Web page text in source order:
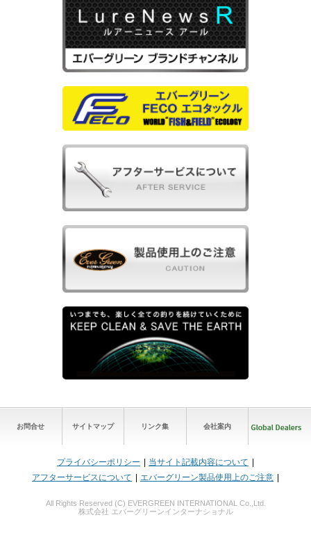
お問合せ サイトマップ リンク集 会社案内
プライバシーポリシー
当サイト記載内容について
アフターサービスについて
エバーグリーン製品使用上のご注意
All Rights Reserved (C) EVERGREEN INTERNATIONAL Co.,Ltd.
株式会社 エバーグリーンインターナショナル